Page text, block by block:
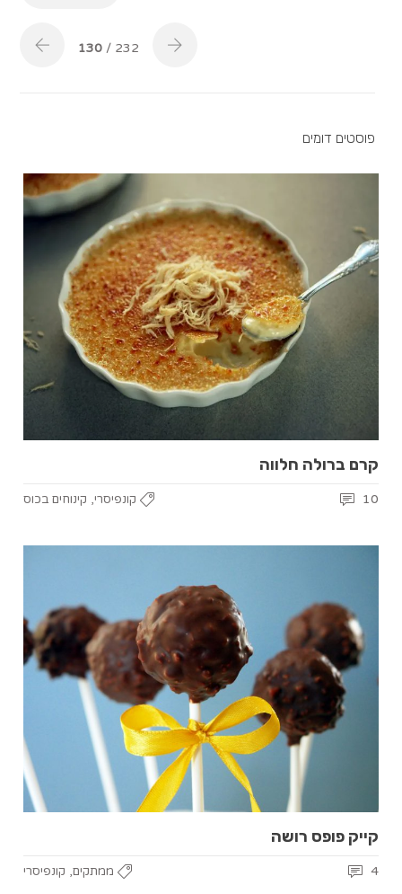
130 / 232
פוסטים דומים
קרם ברולה חלווה
קונפיסרי, קינוחים בכוס 10
קייק פופס רושה
ממתקים, קונפיסרי 4